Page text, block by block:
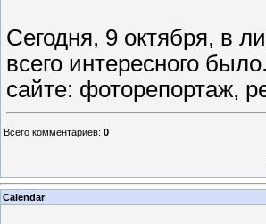
Сегодня, 9 октября, в
всего интересного
сайте: фоторепортаж,
Всего комментариев: 0
Calendar